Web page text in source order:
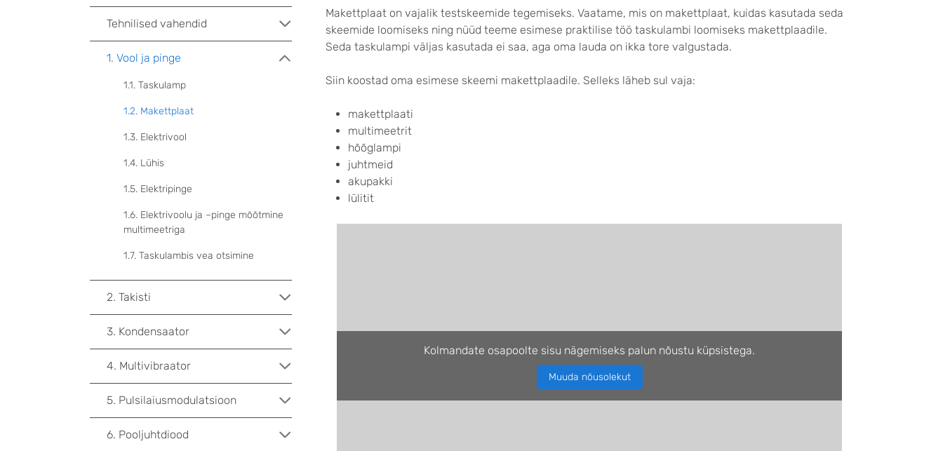
Makettplaat on vajalik testskeemide tegemiseks. Vaatame, mis on makettplaat, kuidas kasutada seda
skeemide loomiseks ning nüüd teeme esimese praktilise töö taskulambi loomiseks makettplaadile.
Seda taskulampi väljas kasutada ei saa, aga oma lauda on ikka tore valgustada.
Siin koostad oma esimese skeemi makettplaadile. Selleks läheb sul vaja:
makettplaati
multimeetrit
hõõglampi
juhtmeid
akupakki
lülitit
Kolmandate osapoolte sisu nägemiseks palun nõustu küpsistega.
Muuda nõusolekut
Tehnilised vahendid
1. Vool ja pinge
1.1. Taskulamp
1.2. Makettplaat
1.3. Elektrivool
1.4. Lühis
1.5. Elektripinge
1.6. Elektrivoolu ja –pinge mõõtmine
multimeetriga
1.7. Taskulambis vea otsimine
2. Takisti
3. Kondensaator
4. Multivibraator
5. Pulsilaiusmodulatsioon
6. Pooljuhtdiood